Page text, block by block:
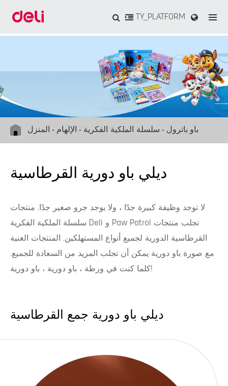
TY_PLATFORM
المنزل الإلهام سلسلة الملكية الفكرية باو باترول
ديلي باو دورية القرطاسية
لا توجد وظيفة كبيرة جدًا ، ولا يوجد جرو صغير جدًا. منتجات
سلسلة الملكية الفكرية Deli و Paw Patrol تجلب منتجات
القرطاسية الدورية لجميع أنواع المستهلكين. المنتجات الغنية
مع صورة باو دورية يمكن أن تجلب المزيد من السعادة للجميع.
كلما كنت في ورطة ، باو دورية ، باو دورية!
ديلي باو دورية جمع القرطاسية